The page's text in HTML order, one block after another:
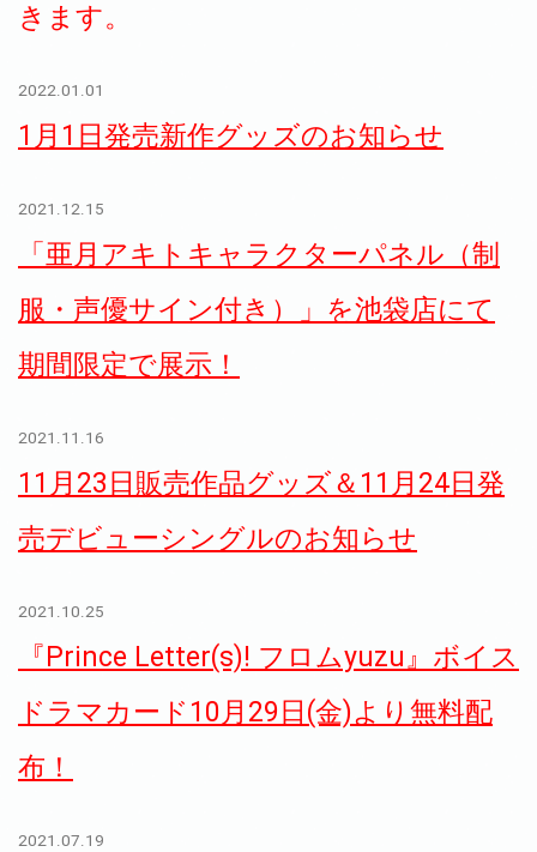
きます。
2022.01.01
1月1日発売新作グッズのお知らせ
2021.12.15
「亜月アキトキャラクターパネル（制
服・声優サイン付き）」を池袋店にて
期間限定で展示！
2021.11.16
11月23日販売作品グッズ＆11月24日発
売デビューシングルのお知らせ
2021.10.25
『Prince Letter(s)! フロムyuzu』ボイス
ドラマカード10月29日(金)より無料配
布！
2021.07.19